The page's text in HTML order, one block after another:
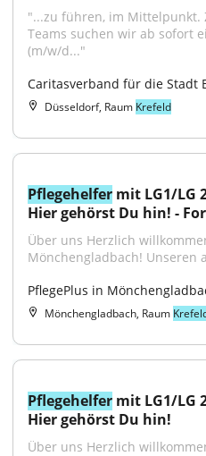
"...zu führen, im Mittelpunkt.
Teams suchen wir ab sofort
(m/w/d..."
Caritasverband für die Stadt
Düsseldorf, Raum Krefeld
Pflegehelfer mit LG1/LG
Hier gehörst Du hin! -
Über uns Herzlich
Mönchengladbach! Unseren
PflegePlus in
Mönchengladbach, Raum
Pflegehelfer mit LG1/LG
Hier gehörst Du hin!
Über uns Herzlich